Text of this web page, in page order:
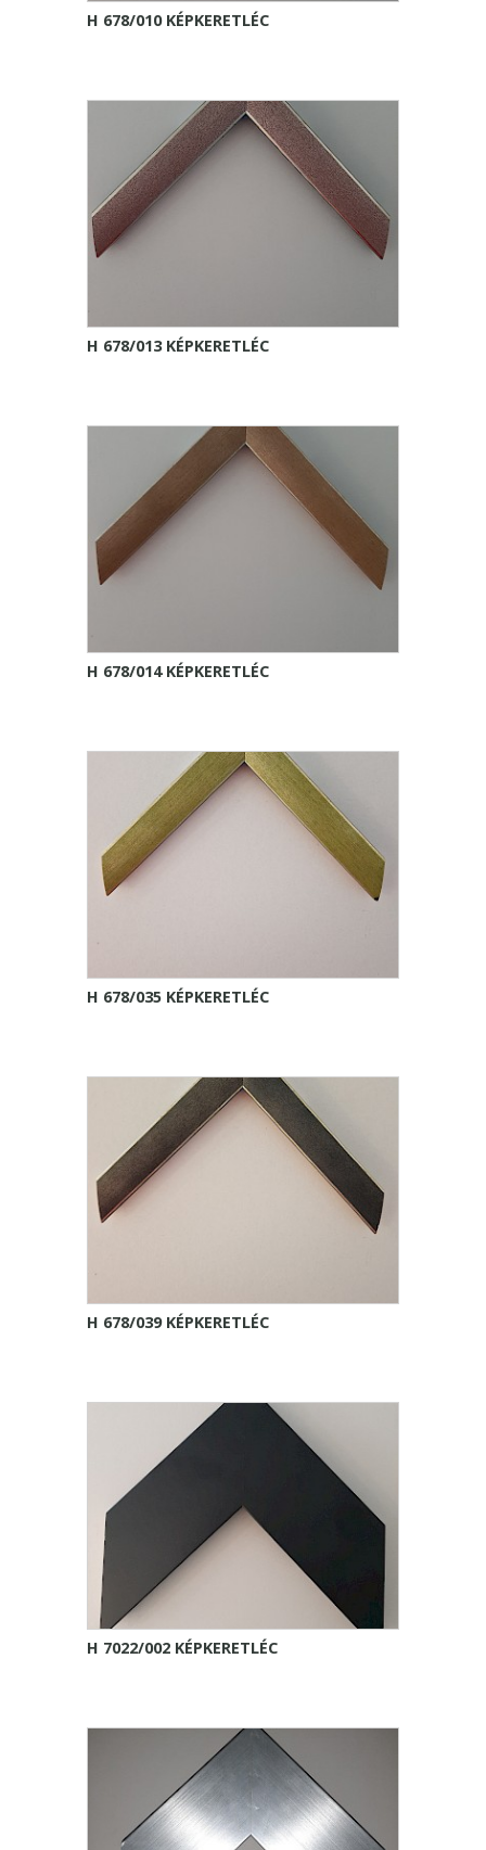
H 678/010 KÉPKERETLÉC
H 678/013 KÉPKERETLÉC
H 678/014 KÉPKERETLÉC
H 678/035 KÉPKERETLÉC
H 678/039 KÉPKERETLÉC
H 7022/002 KÉPKERETLÉC